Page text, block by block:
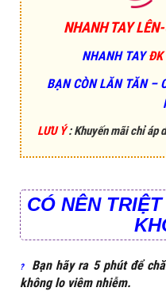
NHANH TAY
NHANH TAYĐK
BẠN CÒN LĂN TĂN –
LƯU Ý: Khuyến mãi chỉ áp
CÓ NÊN
? Bạn hãy ra 5 phút để
không lo viêm nhiễm.